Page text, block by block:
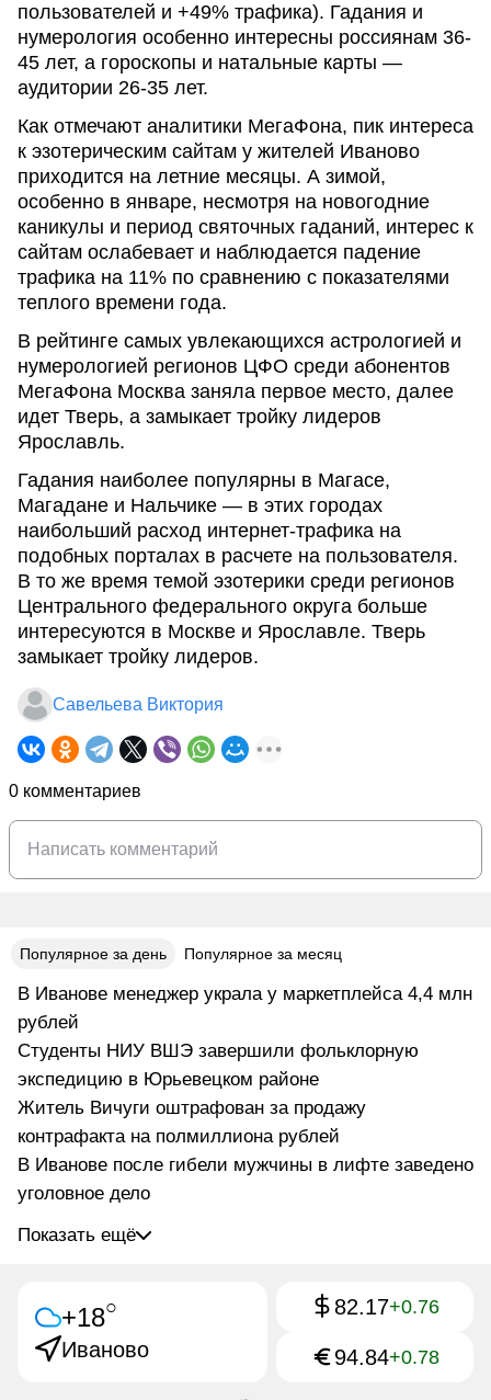
пользователей и +49% трафика). Гадания и
нумерология особенно интересны россиянам 36-
45 лет, а гороскопы и натальные карты —
аудитории 26-35 лет.
Как отмечают аналитики МегаФона, пик интереса
к эзотерическим сайтам у жителей Иваново
приходится на летние месяцы. А зимой,
особенно в январе, несмотря на новогодние
каникулы и период святочных гаданий, интерес к
сайтам ослабевает и наблюдается падение
трафика на 11% по сравнению с показателями
теплого времени года.
В рейтинге самых увлекающихся астрологией и
нумерологией регионов ЦФО среди абонентов
МегаФона Москва заняла первое место, далее
идет Тверь, а замыкает тройку лидеров
Ярославль.
Гадания наиболее популярны в Магасе,
Магадане и Нальчике — в этих городах
наибольший расход интернет-трафика на
подобных порталах в расчете на пользователя.
В то же время темой эзотерики среди регионов
Центрального федерального округа больше
интересуются в Москве и Ярославле. Тверь
замыкает тройку лидеров.
Савельева Виктория
0 комментариев
Популярное за день Популярное за месяц
В Иванове менеджер украла у маркетплейса 4,4 млн
рублей
Студенты НИУ ВШЭ завершили фольклорную
экспедицию в Юрьевецком районе
Житель Вичуги оштрафован за продажу
контрафакта на полмиллиона рублей
В Иванове после гибели мужчины в лифте заведено
уголовное дело
Показать ещё
+18○
Иваново
82.17+0.76
94.84+0.78